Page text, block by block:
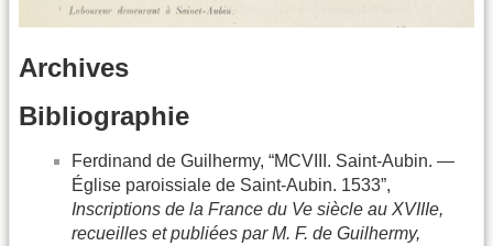
Archives
Bibliographie
Ferdinand de Guilhermy, “MCVIII. Saint-Aubin. —
Église paroissiale de Saint-Aubin. 1533”,
Inscriptions de la France du Ve siècle au XVIIIe,
recueilles et publiées par M. F. de Guilhermy,